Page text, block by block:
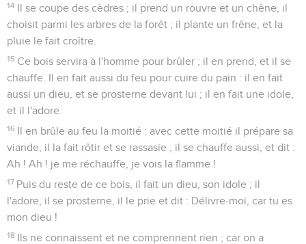
14 Il se coupe des cèdres ; il prend un rouvre et un chêne, il
choisit parmi les arbres de la forêt ; il plante un frêne, et la
pluie le fait croître.
15 Ce bois servira à l'homme pour brûler ; il en prend, et il se
chauffe. Il en fait aussi du feu pour cuire du pain : il en fait
aussi un dieu, et se prosterne devant lui ; il en fait une idole,
et il l'adore.
16 Il en brûle au feu la moitié : avec cette moitié il prépare sa
viande, il la fait rôtir et se rassasie ; il se chauffe aussi, et dit :
Ah ! Ah ! je me réchauffe, je vois la flamme !
17 Puis du reste de ce bois, il fait un dieu, son idole ; il
l'adore, il se prosterne, il le prie et dit : Délivre-moi, car tu es
mon dieu !
18 Ils ne connaissent et ne comprennent rien ; car on a